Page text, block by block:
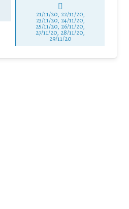
21/11/20, 22/11/20,
23/11/20, 24/11/20,
25/11/20, 26/11/20,
27/11/20, 28/11/20,
29/11/20